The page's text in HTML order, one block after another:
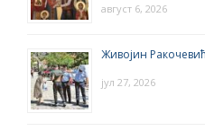
август 6, 2026
Живојин
јул 27, 2026